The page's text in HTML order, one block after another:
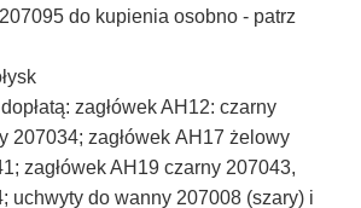
do kupienia osobno - patrz
zagłówek AH12: czarny
207034; zagłówek AH17 żelowy
zagłówek AH19 czarny 207043,
uchwyty do wanny 207008 (szary) i